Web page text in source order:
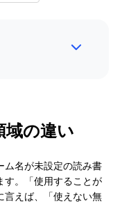
域の違い
ム名が未設定の読み書
す。「使用することが
言えば、「使えない無